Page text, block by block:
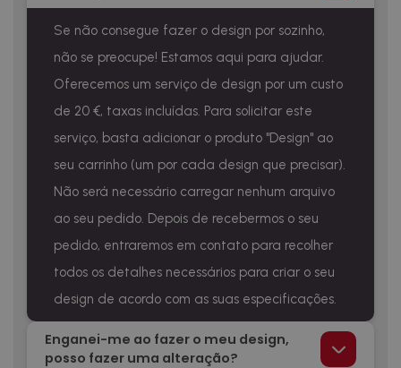
Se não consegue fazer o design por sozinho,
não se preocupe! Estamos aqui para ajudar.
Oferecemos um serviço de design por um custo
de 20 €, taxas incluídas. Para solicitar este
serviço, basta adicionar o produto "Design" ao
seu carrinho (um por cada design que precisar).
Não será necessário carregar nenhum arquivo
ao seu pedido. Depois de recebermos o seu
pedido, entraremos em contato para recolher
todos os detalhes necessários para criar o seu
design de acordo com as suas especificações.
Enganei-me ao fazer o meu design,
posso fazer uma alteração?